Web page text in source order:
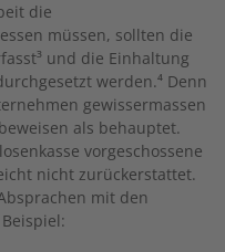
die
müssen, sollten die
und die Einhaltung
werden.⁴ Denn
gewissermassen
als behauptet.
vorgeschossene
nicht zurückerstattet.
mit den